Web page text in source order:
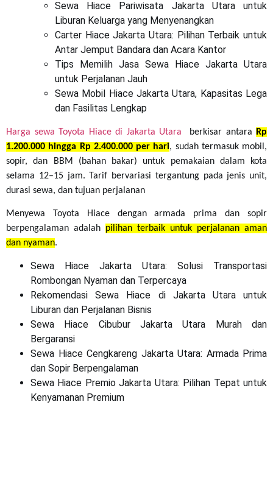
Sewa Hiace Pariwisata Jakarta Utara untuk
Liburan Keluarga yang Menyenangkan
Carter Hiace Jakarta Utara: Pilihan Terbaik untuk
Antar Jemput Bandara dan Acara Kantor
Tips Memilih Jasa Sewa Hiace Jakarta Utara
untuk Perjalanan Jauh
Sewa Mobil Hiace Jakarta Utara, Kapasitas Lega
dan Fasilitas Lengkap
Harga sewa Toyota Hiace di Jakarta Utara berkisar antara
Rp
1.200.000 hingga Rp 2.400.000 per hari, sudah termasuk mobil,
sopir, dan BBM (bahan bakar) untuk pemakaian dalam kota
selama 12–15 jam. Tarif bervariasi tergantung pada jenis unit,
durasi sewa, dan tujuan perjalanan
Menyewa Toyota Hiace dengan armada prima dan sopir
berpengalaman adalah pilihan terbaik untuk perjalanan aman
dan nyaman.
Sewa Hiace Jakarta Utara: Solusi Transportasi
Rombongan Nyaman dan Terpercaya
Rekomendasi Sewa Hiace di Jakarta Utara untuk
Liburan dan Perjalanan Bisnis
Sewa Hiace Cibubur Jakarta Utara Murah dan
Bergaransi
Sewa Hiace Cengkareng Jakarta Utara: Armada Prima
dan Sopir Berpengalaman
Sewa Hiace Premio Jakarta Utara: Pilihan Tepat untuk
Kenyamanan Premium